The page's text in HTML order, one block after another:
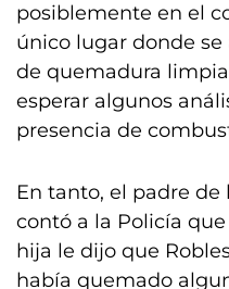
posiblemente en el
único lugar donde
de quemadura
esperar algunos
presencia de
En tanto, el padre
contó a la Policía
hija le dijo que
había quemado